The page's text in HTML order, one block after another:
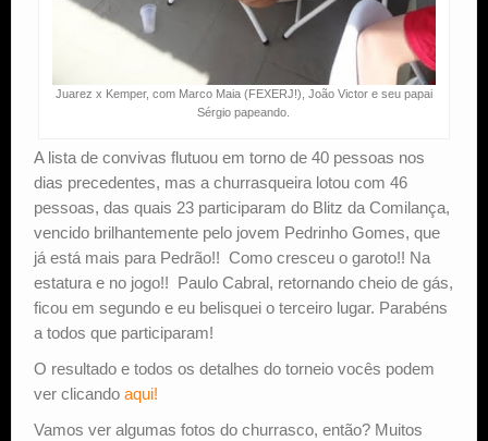
Juarez x Kemper, com Marco Maia (FEXERJ!), João Victor e seu papai
Sérgio papeando.
A lista de convivas flutuou em torno de 40 pessoas nos
dias precedentes, mas a churrasqueira lotou com 46
pessoas, das quais 23 participaram do Blitz da Comilança,
vencido brilhantemente pelo jovem Pedrinho Gomes, que
já está mais para Pedrão!! Como cresceu o garoto!! Na
estatura e no jogo!! Paulo Cabral, retornando cheio de gás,
ficou em segundo e eu belisquei o terceiro lugar. Parabéns
a todos que participaram!
O resultado e todos os detalhes do torneio vocês podem
ver clicando aqui!
Vamos ver algumas fotos do churrasco, então? Muitos